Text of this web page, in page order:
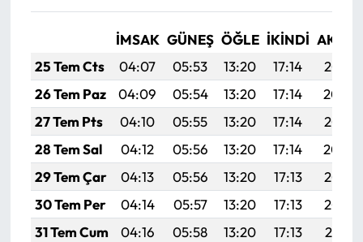
İMSAK GÜNEŞ ÖĞLE İKINDI
25 Tem Cts
04:07 05:53 13:20 17:14
20:37
26 Tem Paz
04:09 05:54 13:20 17:14
20:36
27 Tem Pts
04:10 05:55 13:20 17:14
20:35
28 Tem Sal
04:12 05:56 13:20 17:14
20:34
29 Tem Çar
04:13 05:56 13:20 17:13
20:33
30 Tem Per
04:14 05:57 13:20 17:13
20:32
31 Tem Cum
04:16 05:58 13:20 17:13
20:31